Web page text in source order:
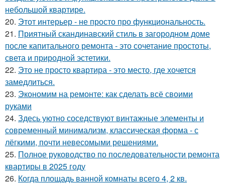
небольшой квартире.
20. Этот интерьер - не просто про функциональность.
21. Приятный скандинавский стиль в загородном доме
после капитального ремонта - это сочетание простоты,
света и природной эстетики.
22. Это не просто квартира - это место, где хочется
замедлиться.
23. Экономим на ремонте: как сделать всё своими
руками
24. Здесь уютно соседствуют винтажные элементы и
современный минимализм, классическая форма - с
лёгкими, почти невесомыми решениями.
25. Полное руководство по последовательности ремонта
квартиры в 2025 году
26. Когда площадь ванной комнаты всего 4, 2 кв.